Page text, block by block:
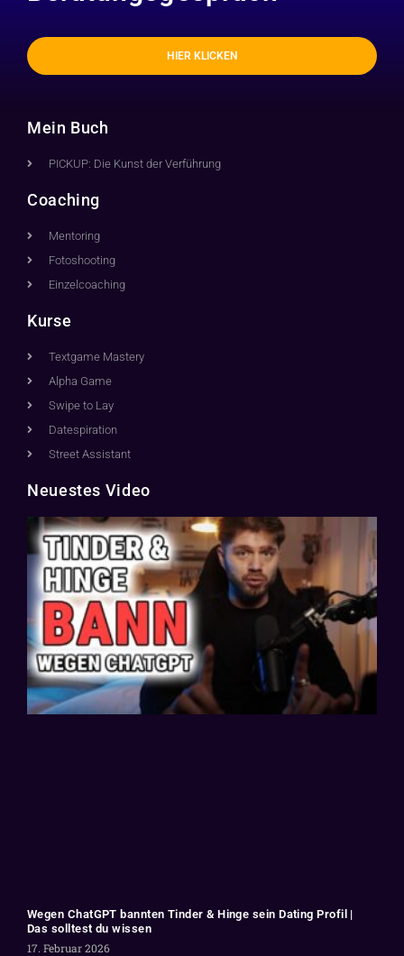
HIER KLICKEN
Mein Buch
PICKUP: Die Kunst der Verführung
Coaching
Mentoring
Fotoshooting
Einzelcoaching
Kurse
Textgame Mastery
Alpha Game
Swipe to Lay
Datespiration
Street Assistant
Neuestes Video
Wegen ChatGPT bannten Tinder & Hinge sein Dating Profil |
Das solltest du wissen
17. Februar 2026